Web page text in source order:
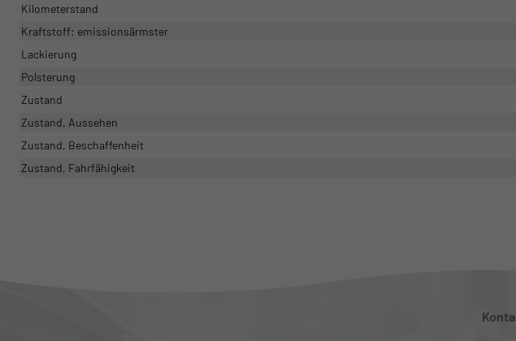
Kilometerstand
Kraftstoff: emissionsärmster
Lackierung
Polsterung
Zustand
Zustand, Aussehen
Zustand, Beschaffenheit
Zustand, Fahrfähigkeit